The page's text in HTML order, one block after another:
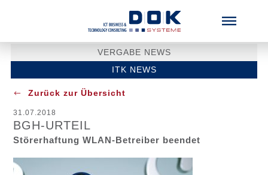
VERGABE NEWS
ITK NEWS
Zurück zur Übersicht
31.07.2018
BGH-URTEIL
Störerhaftung WLAN-Betreiber beendet